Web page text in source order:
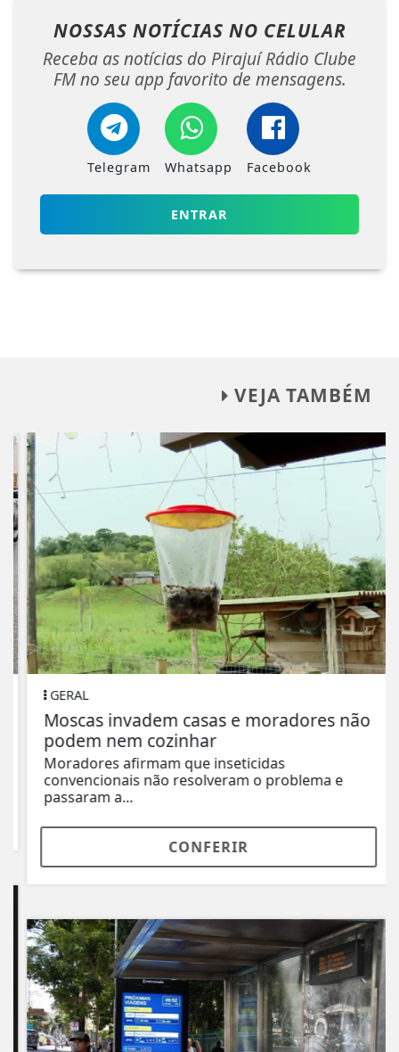
NOSSAS NOTÍCIAS NO CELULAR
Receba as notícias do Pirajuí Rádio Clube
FM no seu app favorito de mensagens.
Telegram Whatsapp Facebook
ENTRAR
VEJA TAMBÉM
GERAL
Moscas invadem casas e moradores não
podem nem cozinhar
Moradores afirmam que inseticidas
convencionais não resolveram o problema e
passaram a...
CONFERIR